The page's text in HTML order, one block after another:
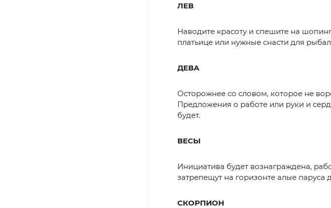
ЛЕВ
Наводите красоту и спешите на
платьице или нужные снасти для
ДЕВА
Осторожнее со словом, которое не
Предложения о работе или руки и
будет.
ВЕСЫ
Инициатива будет вознаграждена,
затрепещут на горизонте алые паруса
СКОРПИОН